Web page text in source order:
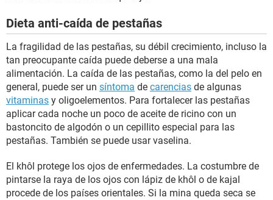
Dieta anti-caída de pestañas
La fragilidad de las pestañas, su débil crecimiento, incluso la
tan preocupante caída puede deberse a una mala
alimentación. La caída de las pestañas, como la del pelo en
general, puede ser un síntoma de carencias de algunas
vitaminas y oligoelementos. Para fortalecer las pestañas
aplicar cada noche un poco de aceite de ricino con un
bastoncito de algodón o un cepillito especial para las
pestañas. También se puede usar vaselina.
El khôl protege los ojos de enfermedades. La costumbre de
pintarse la raya de los ojos con lápiz de khôl o de kajal
procede de los países orientales. Si la mina queda seca se